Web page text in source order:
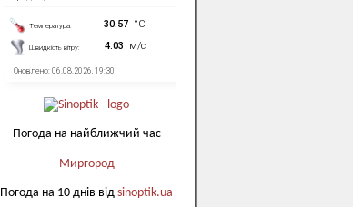
Погода на найближчий час
Миргород
Погода на 10 днів від sinoptik.ua